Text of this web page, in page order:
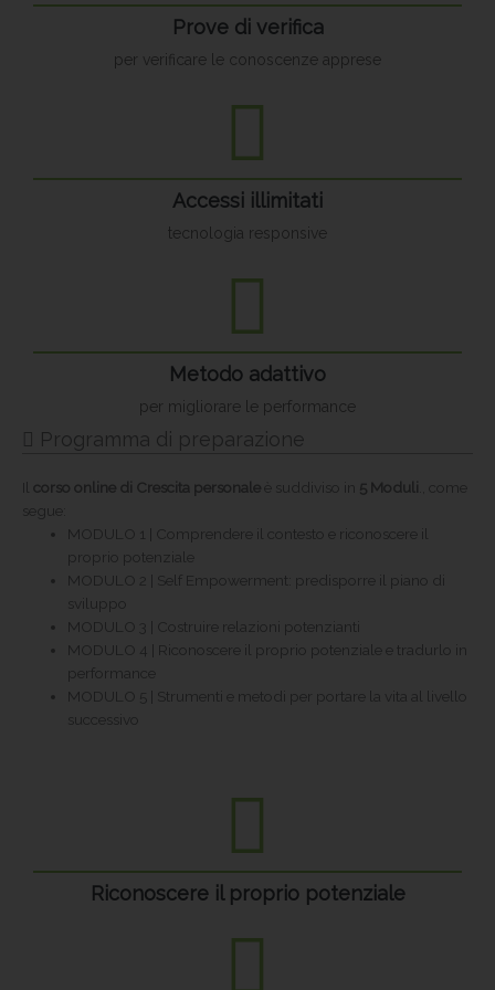
Prove di verifica
per verificare le conoscenze apprese
Accessi illimitati
tecnologia responsive
Metodo adattivo
per migliorare le performance
Programma di preparazione
Il corso online di Crescita personaleè suddiviso in 5 Moduli ., come
segue:
MODULO 1 | Comprendere il contesto e riconoscere il
proprio potenziale
MODULO 2 | Self Empowerment: predisporre il piano di
sviluppo
MODULO 3 | Costruire relazioni potenzianti
MODULO 4 | Riconoscere il proprio potenziale e tradurlo in
performance
MODULO 5 | Strumenti e metodi per portare la vita al livello
successivo
Riconoscere il proprio potenziale